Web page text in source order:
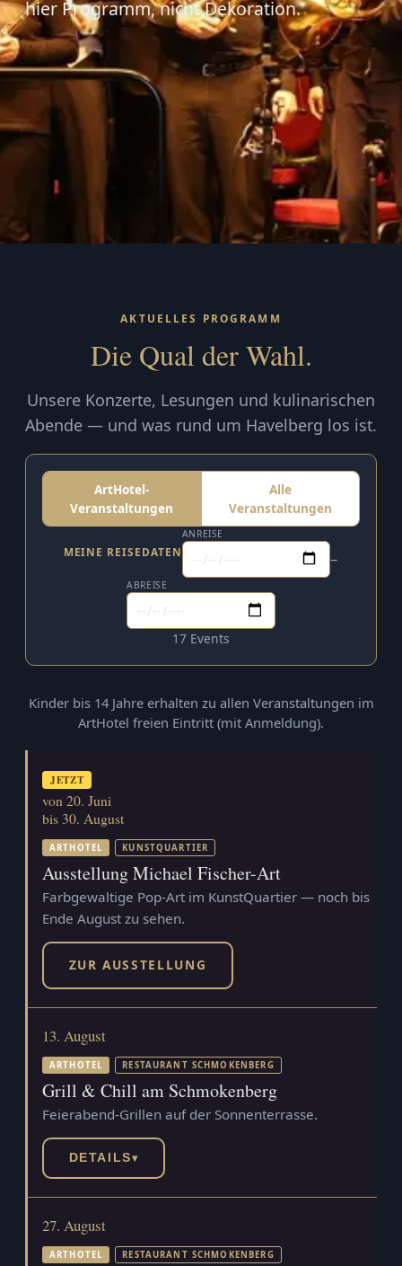
hier Programm, nicht Dekoration.
AKTUELLES PROGRAMM
Die Qual der Wahl.
Unsere Konzerte, Lesungen und kulinarischen
Abende — und was rund um Havelberg los ist.
ArtHotel-
Veranstaltungen
Alle
Veranstaltungen
MEINE REISEDATEN
ANREISE
–
ABREISE
17 Events
Kinder bis 14 Jahre erhalten zu allen Veranstaltungen im
ArtHotel freien Eintritt (mit Anmeldung).
JETZT
von 20. Juni
bis 30. August
ARTHOTEL KUNSTQUARTIER
Ausstellung Michael Fischer-Art
Farbgewaltige Pop-Art im KunstQuartier — noch bis
Ende August zu sehen.
ZUR AUSSTELLUNG
13. August
ARTHOTEL RESTAURANT SCHMOKENBERG
Grill & Chill am Schmokenberg
Feierabend-Grillen auf der Sonnenterrasse.
DETAILS▾
27. August
ARTHOTEL RESTAURANT SCHMOKENBERG